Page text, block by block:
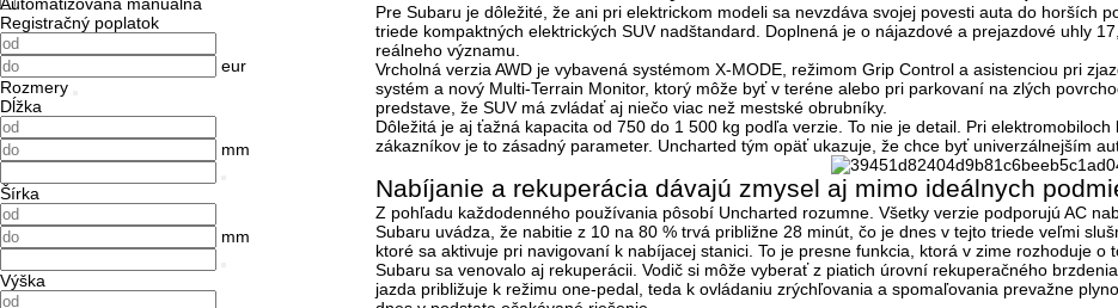
Registračný poplatok
eur
Rozmery
Dĺžka
mm
Šírka
mm
Výška
Pre Subaru je dôležité, že ani pri elektrickom modeli sa nevzdáva svojej povesti auta do horších
triede kompaktných elektrických SUV nadštandard. Doplnená je o nájazdové a prejazdové uhly
reálneho významu.
Vrcholná verzia AWD je vybavená systémom X-MODE , režimom Grip Control a asistenciou pri
systém a nový Multi-Terrain Monitor, ktorý môže byť v teréne alebo pri parkovaní na zlých
predstave, že SUV má zvládať aj niečo viac než mestské obrubníky.
Dôležitá je aj ťažná kapacita od 750 do 1 500 kg podľa verzie . To nie je detail. Pri
zákazníkov je to zásadný parameter. Uncharted tým opäť ukazuje, že chce byť univerzálnejším
Nabíjanie a rekuperácia dávajú zmysel aj mimo ideálnych
Z pohľadu každodenného používania pôsobí Uncharted rozumne. Všetky verzie podporujú AC
Subaru uvádza, že nabitie z 10 na 80 % trvá približne 28 minút , čo je dnes v tejto triede veľmi
ktoré sa aktivuje pri navigovaní k nabíjacej stanici. To je presne funkcia, ktorá v zime rozhoduje
Subaru sa venovalo aj rekuperácii. Vodič si môže vyberať z piatich úrovní rekuperačného brzdenia
jazda približuje k režimu one-pedal, teda k ovládaniu zrýchľovania a spomaľovania prevažne